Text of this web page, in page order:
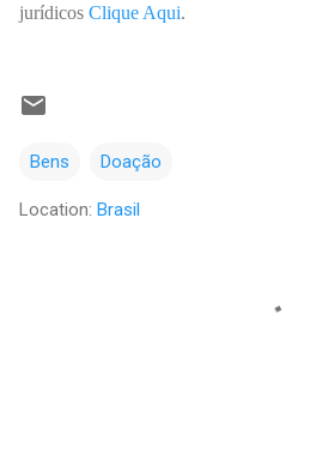
jurídicos Clique Aqui.
Bens Doação
Location: Brasil